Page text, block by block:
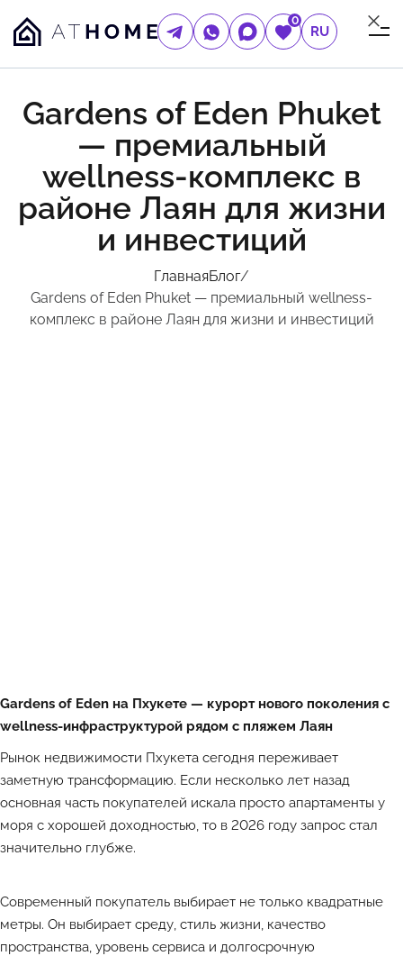
0
RU
Gardens of Eden Phuket
— премиальный
wellness-комплекс в
районе Лаян для жизни
и инвестиций
ГлавнаяБлог/
Gardens of Eden Phuket — премиальный wellness-
комплекс в районе Лаян для жизни и инвестиций
Gardens of Eden на Пхукете — курорт нового поколения с
wellness-инфраструктурой рядом с пляжем Лаян
Рынок недвижимости Пхукета сегодня переживает
заметную трансформацию. Если несколько лет назад
основная часть покупателей искала просто апартаменты у
моря с хорошей доходностью, то в 2026 году запрос стал
значительно глубже.
Современный покупатель выбирает не только квадратные
метры. Он выбирает среду, стиль жизни, качество
пространства, уровень сервиса и долгосрочную